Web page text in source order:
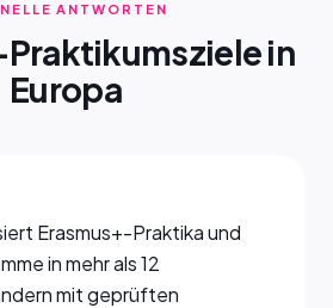
ANTWORTEN
in
Europa
Erasmus+-Praktika und
in mehr als 12
mit geprüften